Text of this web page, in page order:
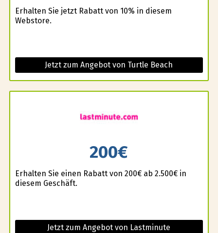
Erhalten Sie jetzt Rabatt von 10% in diesem
Webstore.
Jetzt zum Angebot von Turtle Beach
200€
Erhalten Sie einen Rabatt von 200€ ab 2.500€ in
diesem Geschäft.
Jetzt zum Angebot von Lastminute